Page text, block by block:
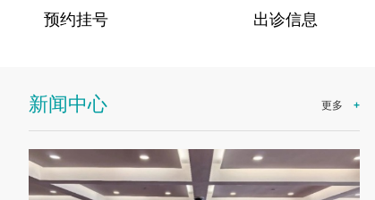
预约挂号 出诊信息
新闻中心 更多 +